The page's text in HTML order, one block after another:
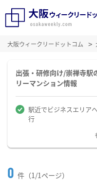
大阪ウィークリードットコム
出張・研修向け/崇禅寺駅
リーマンション情報
駅近でビジネスエリア
行
0 件（1/1ページ）